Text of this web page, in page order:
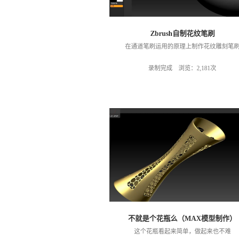
Zbrush自制花纹笔刷
在通道笔刷运用的原理上制作花纹雕刻笔刷
录制完成 浏览：2,181次
不就是个花瓶么（MAX模型制作）
这个花瓶看起来简单，做起来也不难